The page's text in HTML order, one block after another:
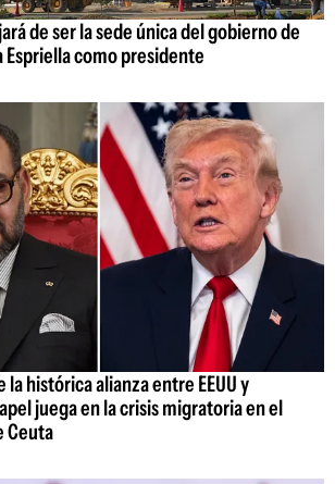
de ser la sede única del gobierno de
Espriella como presidente
la histórica alianza entre EEUU y
juega en la crisis migratoria en el
Ceuta